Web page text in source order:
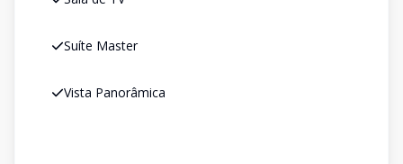
Suíte Master
Vista Panorâmica